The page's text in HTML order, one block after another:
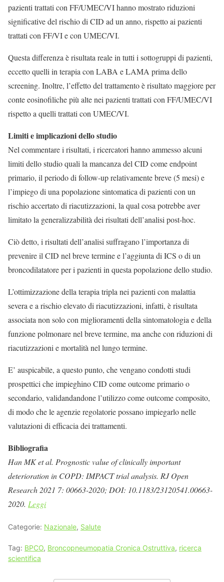
pazienti trattati con FF/UMEC/VI hanno mostrato riduzioni
significative del rischio di CID ad un anno, rispetto ai pazienti
trattati con FF/VI e con UMEC/VI.
Questa differenza è risultata reale in tutti i sottogruppi di pazienti,
eccetto quelli in terapia con LABA e LAMA prima dello
screening. Inoltre, l’effetto del trattamento è risultato maggiore per
conte eosinofiliche più alte nei pazienti trattati con FF/UMEC/VI
rispetto a quelli trattati con UMEC/VI.
Limiti e implicazioni dello studio
Nel commentare i risultati, i ricercatori hanno ammesso alcuni
limiti dello studio quali la mancanza del CID come endpoint
primario, il periodo di follow-up relativamente breve (5 mesi) e
l’impiego di una popolazione sintomatica di pazienti con un
rischio accertato di riacutizzazioni, la qual cosa potrebbe aver
limitato la generalizzabilità dei risultati dell’analisi post-hoc.
Ciò detto, i risultati dell’analisi suffragano l’importanza di
prevenire il CID nel breve termine e l’aggiunta di ICS o di un
broncodilatatore per i pazienti in questa popolazione dello studio.
L’ottimizzazione della terapia tripla nei pazienti con malattia
severa e a rischio elevato di riacutizzazioni, infatti, è risultata
associata non solo con miglioramenti della sintomatologia e della
funzione polmonare nel breve termine, ma anche con riduzioni di
riacutizzazioni e mortalità nel lungo termine.
E’ auspicabile, a questo punto, che vengano condotti studi
prospettici che impieghino CID come outcome primario o
secondario, validandandone l’utilizzo come outcome composito,
di modo che le agenzie regolatorie possano impiegarlo nelle
valutazioni di efficacia dei trattamenti.
Bibliografia
Han MK et al. Prognostic value of clinically important
deterioration in COPD: IMPACT trial analysis. RJ Open
Research 2021 7: 00663-2020; DOI: 10.1183/23120541.00663-
2020. Leggi
Categorie: Nazionale, Salute
Tag: BPCO, Broncopneumopatia Cronica Ostruttiva, ricerca
scientifica